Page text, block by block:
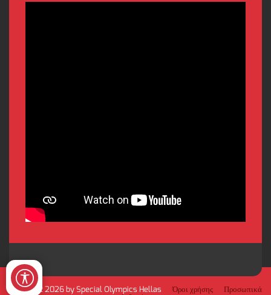
Copyright 2026 by Special Olympics Hellas Όροι χρήσης Προσωπικά